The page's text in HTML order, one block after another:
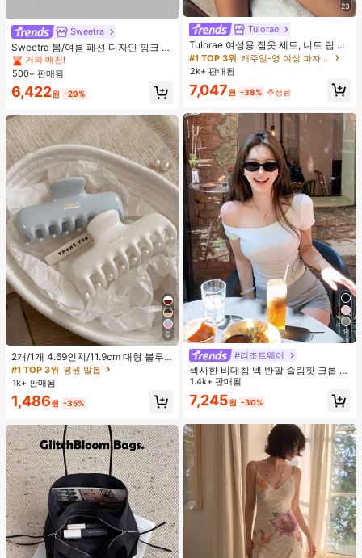
Sweetra
Sweetra 봄/여름 패션 디자인 핑크 스
트라이프 브라운 폴카 도트 스파게티
스트랩 2 In 1 스위트 걸리시 비치 로
맨틱 휴가 스타일 여성용 캐미 탱크 탑
#4 TOP 3위
에서 쁘띠 스타일 여성 상의, 블라우스 & 티
거의 매진!
#4 TOP 3위
에서 쁘띠 스타일 여성 상의, 블라우스 & 티
거의 매진!
#4 TOP 3위
에서 쁘띠 스타일 여성 상의, 블라우스 & 티
거의 매진!
#4 TOP 3위
거의 매진!
500+ 판매됨
6,422원 -29%
6
2개/1개 4.69인치/11.9cm 대형 블루
& 화이트 1피스 플라스틱 헤어 클로
클립, 데일리 웨어, 캐주얼, 파티, 출퇴
근, 휴가, 헤어스타일링, 메이크업, 의
상 매칭 비치 헤어 클립 바캉스 헤어
클러치에 적합한 세련되고 다재다능
하며 우아하고 미니멀한 단색 헤어 액
세서리
#1 TOP 3위 평원 발톱
1k+ 판매됨
1,486원 -35%
23
Tulorae
Tulorae 여성용 잠옷 세트, 니트 립 원
단, 하트 프린트 대비 레이스 트림, 로
맨틱 달콤 귀여운 섹시 캐미솔 & 반바
지 베이비돌 잠옷 세트 투피스 나이트
세트 섹시 잠옷 세트 여성용 잠옷 롬퍼
투피스 잠옷 세트 여성용 잠옷 세트 도
트 잠옷 세트 잠옷 반바지 세트 투피스
잠옷 세트 여성용 여름 세트 도트 반바
지 세트 여성용 잠옷 세트 반바지 잠옷
세트 여성용 투피스 여름 라운지 세트
#1 TOP 3위
캐주얼-영 여성 파자마 세트
2k+ 판매됨
7,047원 -38% 추정된
9
#리조트웨어
섹시한 비대칭 넥 반팔 슬림핏 크롭 탑
화이트 여름
1.4k+ 판매됨
7,245원 -30%